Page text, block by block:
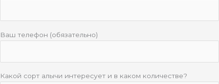
Ваш телефон (обязательно)
Какой сорт алычи интересует и в каком количестве?